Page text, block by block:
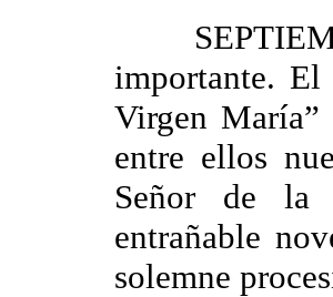
importante.
Virgen María”
entre ellos
Señor de la
entrañable
solemne